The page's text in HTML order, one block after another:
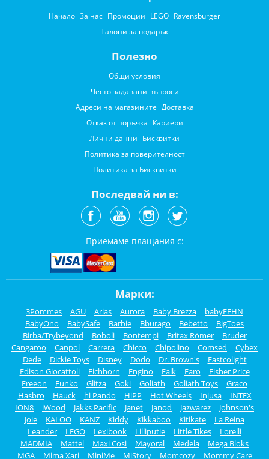
Начало За нас Промоции LEGO Ravensburger
Талони за подарък
Полезно
Общи условия
Често задавани въпроси
Адреси на магазините Доставка
Отказ от поръчка Кариери
Лични данни Бисквитки
Политика за поверителност
Политика за Бисквитки
Последвай ни в:
Приемаме плащания с:
Марки:
3Pommes AGU Arias Aurora Baby Brezza
babyFEHN
BabyOno
BabySafe Barbie Bburago Bebetto
BigToes
Birba/Trybeyond
Boboli Bontempi Britax Römer
Bruder
Cangaroo
Canpol Carrera Chicco Chipolino Comsed
Cybex
Dede
Dickie Toys Disney Dodo Dr. Brown's
Eastcolight
Edison Giocattoli
Eichhorn Engino Falk Faro
Fisher Price
Freeon
Funko Glitza Goki Goliath Goliath Toys
Graco
Hasbro
Hauck hi Pando HiPP Hot Wheels Injusa
INTEX
ION8
iWood Jakks Pacific Janet Janod Jazwarez
Johnson's
Joie
KALOO KANZ Kiddy Kikkaboo Kitikate
La Reina
Leander
LEGO Lexibook Lilliputie Little Tikes
Lorelli
MADMIA
Mattel Maxi Cosi Mayoral Medela
Mega Bloks
MGA
Mima Xari MiniMe MiStory Momcozy Mommy Care